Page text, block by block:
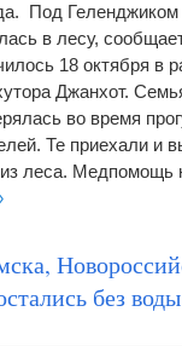
Под
в лесу,
18 октября в
Джанхот.
во время
Те приехали и
леса. Медпомощь
без